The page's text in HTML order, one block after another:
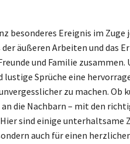
besonderes Ereignis im Zuge
äußeren Arbeiten und das
und Familie
lustige Sprüche eine
zu machen. Ob
die Nachbarn – mit den
sind einige unterhaltsame
auch für einen